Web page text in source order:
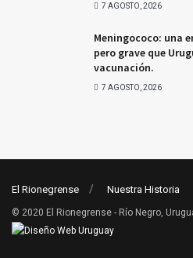
7 AGOSTO, 2026
Meningococo: una
pero grave que
vacunación.
7 AGOSTO, 2026
El Rionegrense Nuestra Historia
© 2020 El Rionegrense - Río Negro,